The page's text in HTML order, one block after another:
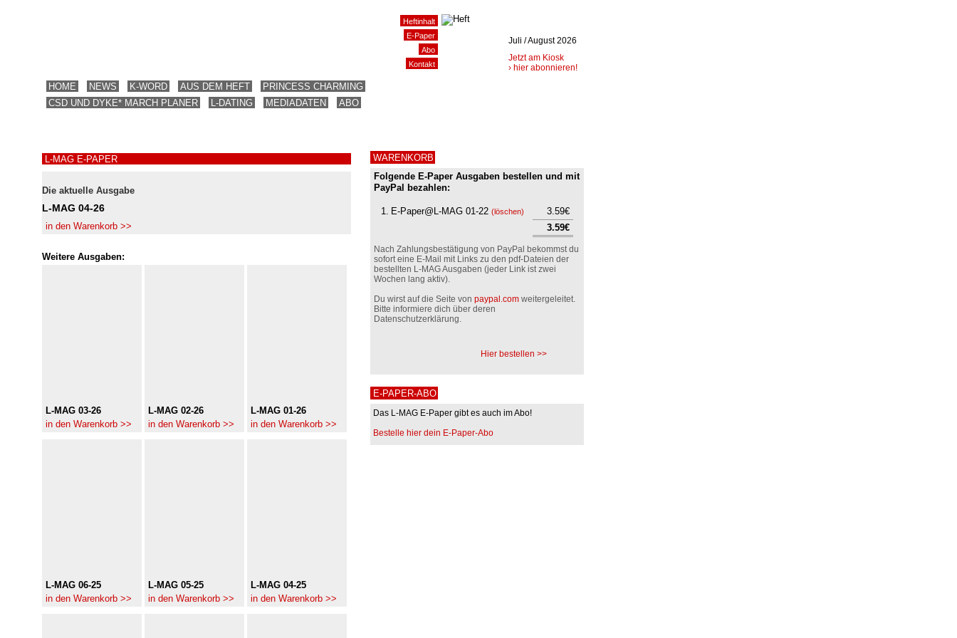
HOME NEWS K-WORD AUS DEM HEFT
PRINCESS CHARMING
CSD UND DYKE* MARCH PLANER
L-DATING MEDIADATEN ABO
L-MAG E-PAPER
Die aktuelle Ausgabe
L-MAG 04-26
in den Warenkorb >>
Weitere Ausgaben:
L-MAG 03-26
in den Warenkorb >>
L-MAG 02-26
in den Warenkorb >>
L-MAG 01-26
in den Warenkorb >>
L-MAG 06-25
in den Warenkorb >>
L-MAG 05-25
in den Warenkorb >>
L-MAG 04-25
in den Warenkorb >>
WARENKORB
Folgende E-Paper Ausgaben bestellen und mit
PayPal bezahlen:
1. E-Paper@L-MAG 01-22 (löschen)
3.59€
3.59€
Nach Zahlungsbestätigung von PayPal bekommst du
sofort eine E-Mail mit Links zu den pdf-Dateien der
bestellten L-MAG Ausgaben (jeder Link ist zwei
Wochen lang aktiv).
Du wirst auf die Seite von paypal.com weitergeleitet.
Bitte informiere dich über deren
Datenschutzerklärung.
Hier bestellen >>
E-PAPER-ABO
Das L-MAG E-Paper gibt es auch im Abo!
Bestelle hier dein E-Paper-Abo
Heftinhalt
E-Paper
Abo
Kontakt
Juli / August 2026
Jetzt am Kiosk
› hier abonnieren!